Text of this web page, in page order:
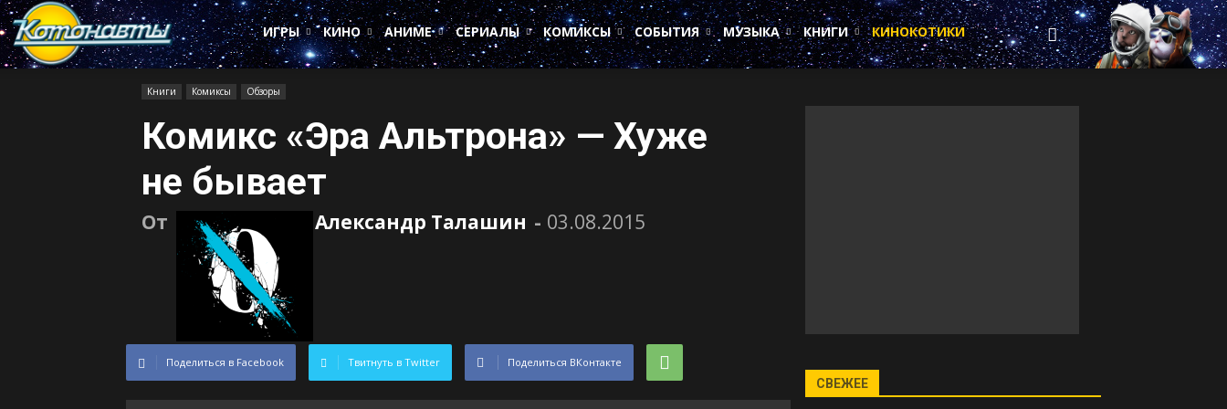
Котонавты
ИГРЫ
КИНО АНИМЕ СЕРИАЛЫ КОМИКСЫ СОБЫТИЯ МУЗЫКА КНИГИ КИНОКОТИКИ
Книги Комиксы Обзоры
Комикс «Эра Альтрона» — Хуже
не бывает
От Александр Талашин - 03.08.2015
Поделиться в Facebook Твитнуть в Twitter Поделиться ВКонтакте
СВЕЖЕЕ